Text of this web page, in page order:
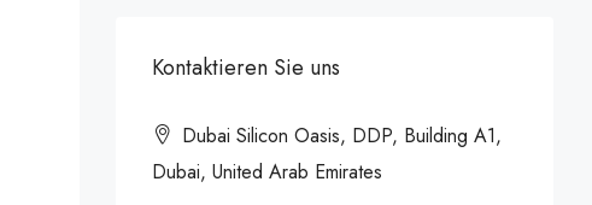
Kontaktieren Sie uns
Dubai Silicon Oasis, DDP, Building A1,
Dubai, United Arab Emirates